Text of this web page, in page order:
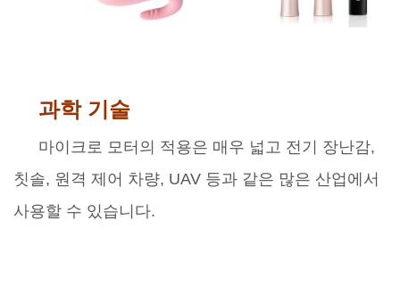
과학 기술
마이크로 모터의 적용은 매우 넓고 전기 장난감,
칫솔, 원격 제어 차량, UAV 등과 같은 많은 산업에서
사용할 수 있습니다.